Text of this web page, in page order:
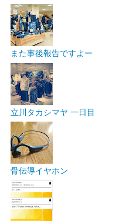
また事後報告ですよー
立川タカシマヤ 一日目
骨伝導イヤホン